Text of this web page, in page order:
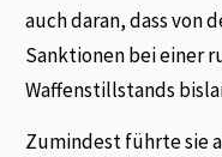
auch daran, dass von
Sanktionen bei einer
Waffenstillstands
Zumindest führte sie